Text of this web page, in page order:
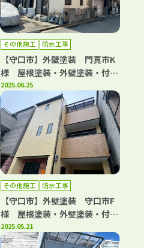
その他施工 防水工事
【守口市】外壁塗装 門真市K
様 屋根塗装・外壁塗装・付帯
部塗装・防水工事 アビリティ
ペイント
2025.06.25
その他施工 防水工事
【守口市】外壁塗装 守口市F
様 屋根塗装・外壁塗装・付帯
部塗装・シーリング工事・防水
工事 アビリティペイント
2025.05.21